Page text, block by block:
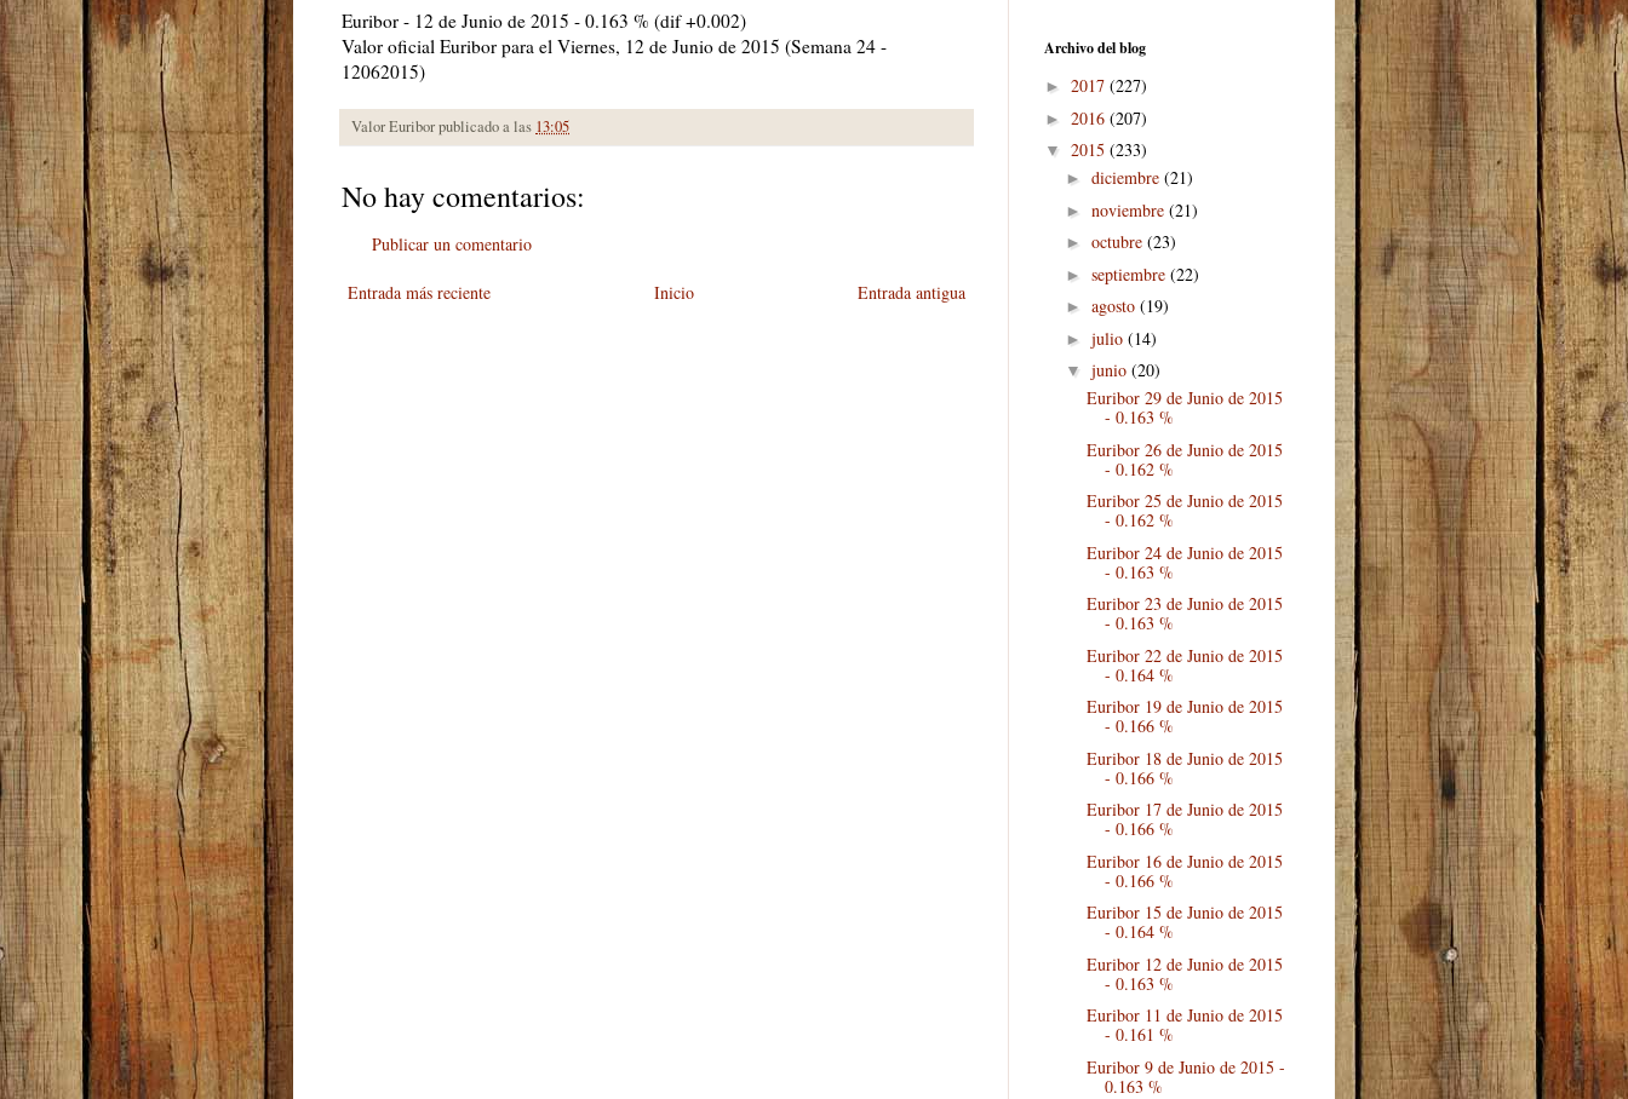
Euribor - 12 de Junio de 2015 - 0.163 % (dif +0.002)
Valor oficial Euribor para el Viernes, 12 de Junio de 2015 (Semana 24 -
12062015)
Valor Euribor publicado a las 13:05
No hay comentarios:
Publicar un comentario
Entrada más reciente Entrada antigua
Inicio
Archivo del blog
► 2017 (227)
► 2016 (207)
▼ 2015 (233)
► diciembre (21)
► noviembre (21)
► octubre (23)
► septiembre (22)
► agosto (19)
► julio (14)
▼ junio (20)
Euribor 29 de Junio de 2015
- 0.163 %
Euribor 26 de Junio de 2015
- 0.162 %
Euribor 25 de Junio de 2015
- 0.162 %
Euribor 24 de Junio de 2015
- 0.163 %
Euribor 23 de Junio de 2015
- 0.163 %
Euribor 22 de Junio de 2015
- 0.164 %
Euribor 19 de Junio de 2015
- 0.166 %
Euribor 18 de Junio de 2015
- 0.166 %
Euribor 17 de Junio de 2015
- 0.166 %
Euribor 16 de Junio de 2015
- 0.166 %
Euribor 15 de Junio de 2015
- 0.164 %
Euribor 12 de Junio de 2015
- 0.163 %
Euribor 11 de Junio de 2015
- 0.161 %
Euribor 9 de Junio de 2015 -
0.163 %